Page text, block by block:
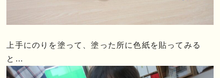
上手にのりを塗って、塗った所に色紙を貼ってみる
と…